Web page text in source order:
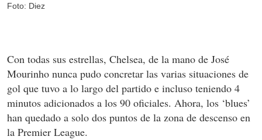
Foto: Diez
Con todas sus estrellas, Chelsea, de la mano de José
Mourinho nunca pudo concretar las varias situaciones de
gol que tuvo a lo largo del partido e incluso teniendo 4
minutos adicionados a los 90 oficiales. Ahora, los ‘blues’
han quedado a solo dos puntos de la zona de descenso en
la Premier League.